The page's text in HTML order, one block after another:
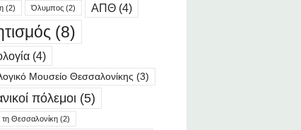
(2) Όλυμπος(2) ΑΠΘ(4)
(8)
(4)
Μουσείο Θεσσαλονίκης (3)
πόλεμοι (5)
τη Θεσσαλονίκη(2)